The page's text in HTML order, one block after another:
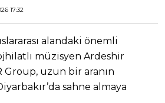
17:32
alandaki önemli
müzisyen Ardeshir
Group, uzun bir aranın
sahne almaya